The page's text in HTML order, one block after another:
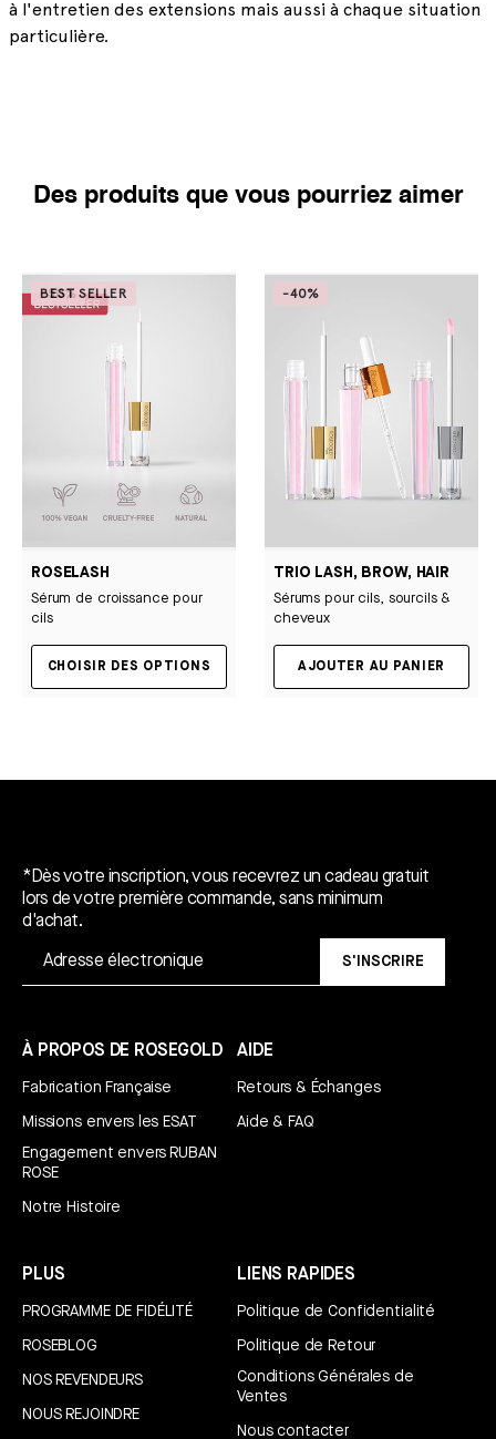
à l'entretien des extensions mais aussi à chaque situation
particulière.
Des produits que vous pourriez aimer
-50%
BEST SELLER
ROSELASH
Sérum de croissance pour
cils
CHOISIR DES OPTIONS
-40%
TRIO LASH, BROW, HAIR
Sérums pour cils, sourcils &
cheveux
AJOUTER AU PANIER
*Dès votre inscription, vous recevrez un cadeau gratuit
lors de votre première commande, sans minimum
d'achat.
S'INSCRIRE
À PROPOS DE ROSEGOLD
Fabrication Française
Missions envers les ESAT
Engagement envers RUBAN
ROSE
Notre Histoire
AIDE
Retours & Échanges
Aide & FAQ
PLUS
PROGRAMME DE FIDÉLITÉ
ROSEBLOG
NOS REVENDEURS
NOUS REJOINDRE
LIENS RAPIDES
Politique de Confidentialité
Politique de Retour
Conditions Générales de
Ventes
Nous contacter